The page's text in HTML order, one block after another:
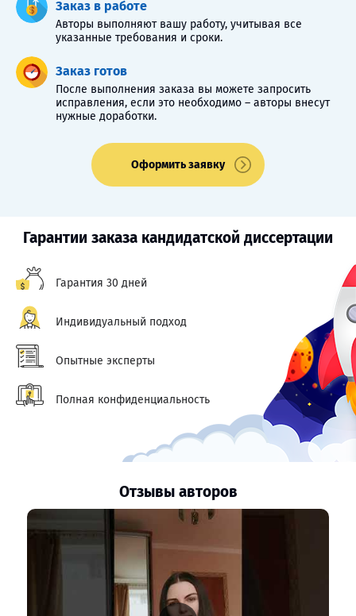
Заказ в работе
Авторы выполняют вашу работу, учитывая все
указанные требования и сроки.
Заказ готов
После выполнения заказа вы можете запросить
исправления, если это необходимо – авторы внесут
нужные доработки.
Оформить заявку
Гарантии заказа кандидатской диссертации
Гарантия 30 дней
Индивидуальный подход
Опытные эксперты
Полная конфиденциальность
Отзывы авторов